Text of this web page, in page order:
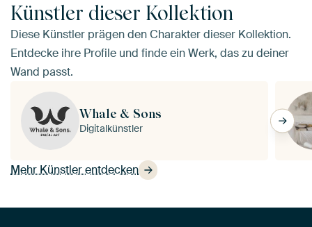
Künstler dieser Kollektion
Diese Künstler prägen den Charakter dieser Kollektion.
Entdecke ihre Profile und finde ein Werk, das zu deiner
Wand passt.
Mehr Künstler entdecken
Whale & Sons
Digitalkünstler